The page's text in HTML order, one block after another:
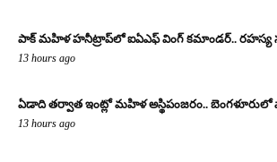
పాక్ మహిళ హనీట్రాప్‌లో ఐఏఎఫ్ వింగ్ కమాండర్..
13 hours ago
ఏడాది తర్వాత ఇంట్లో మహిళ అస్థిపంజరం..
13 hours ago